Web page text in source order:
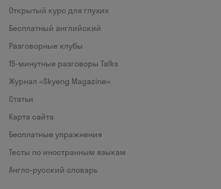
Открытый курс для глухих
Бесплатный английский
Разговорные клубы
15‑минутные разговоры Talks
Журнал «Skyeng Magazine»
Статьи
Карта сайта
Бесплатные упражнения
Тесты по иностранным языкам
Англо-русский словарь